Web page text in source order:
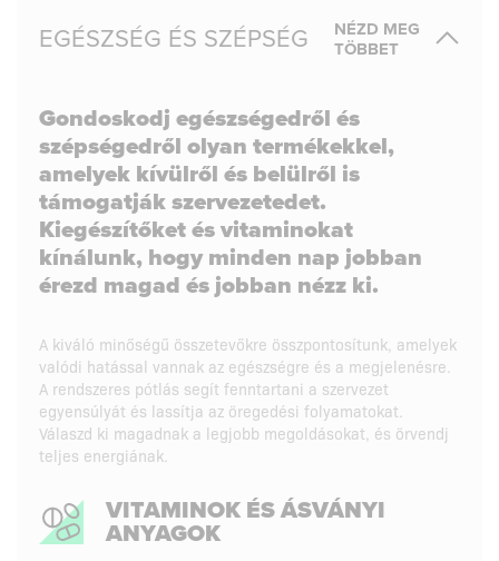
EGÉSZSÉG ÉS SZÉPSÉG
NÉZD MEG
TÖBBET
Gondoskodj egészségedről és
szépségedről olyan termékekkel,
amelyek kívülről és belülről is
támogatják szervezetedet.
Kiegészítőket és vitaminokat
kínálunk, hogy minden nap jobban
érezd magad és jobban nézz ki.
A kiváló minőségű összetevőkre összpontosítunk, amelyek
valódi hatással vannak az egészségre és a megjelenésre.
A rendszeres pótlás segít fenntartani a szervezet
egyensúlyát és lassítja az öregedési folyamatokat.
Válaszd ki magadnak a legjobb megoldásokat, és örvendj
teljes energiának.
VITAMINOK ÉS ÁSVÁNYI
ANYAGOK